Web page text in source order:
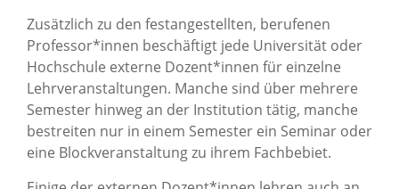
Zusätzlich zu den festangestellten, berufenen
Professor*innen beschäftigt jede Universität oder
Hochschule externe Dozent*innen für einzelne
Lehrveranstaltungen. Manche sind über mehrere
Semester hinweg an der Institution tätig, manche
bestreiten nur in einem Semester ein Seminar oder
eine Blockveranstaltung zu ihrem Fachbebiet.